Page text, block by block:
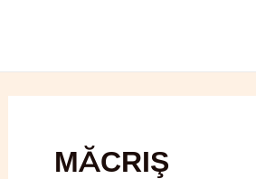
MĂCRIŞ